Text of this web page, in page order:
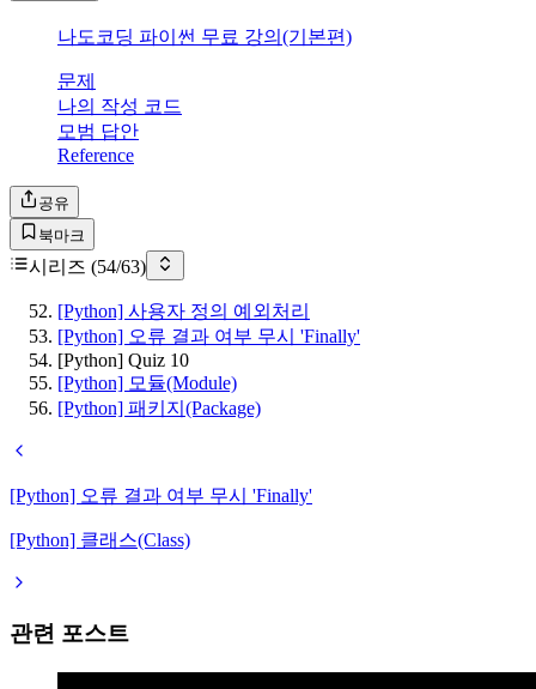
나도코딩 파이썬 무료 강의(기본편)
문제
나의 작성 코드
모범 답안
Reference
공유
북마크
시리즈 (54/63)
[Python] 사용자 정의 예외처리
[Python] 오류 결과 여부 무시 'Finally'
[Python] Quiz 10
[Python] 모듈(Module)
[Python] 패키지(Package)
[Python] 오류 결과 여부 무시 'Finally'
[Python] 클래스(Class)
관련 포스트